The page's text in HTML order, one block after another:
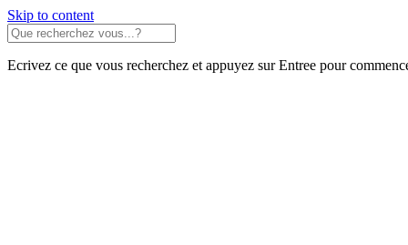
Skip to content
Ecrivez ce que vous recherchez et appuyez sur Entree pour